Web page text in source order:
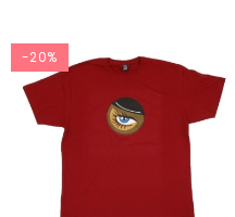
-20%